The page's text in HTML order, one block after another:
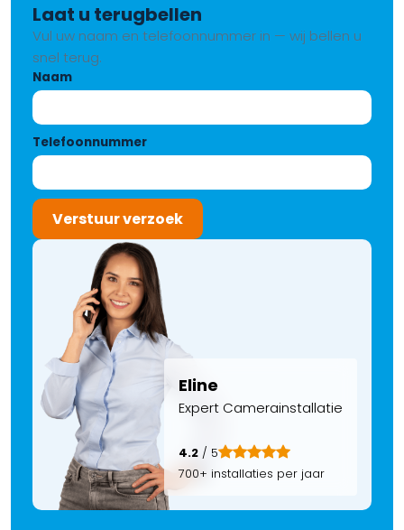
Laat u terugbellen
Vul uw naam en telefoonnummer in — wij bellen u
snel terug.
Naam
Telefoonnummer
Verstuur verzoek
Eline
Expert Camerainstallatie
4.2 / 5
700+ installaties per jaar